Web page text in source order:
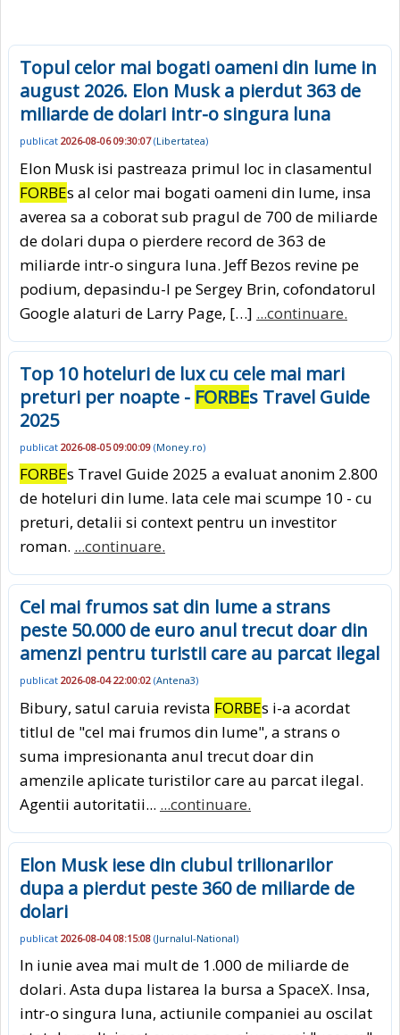
Topul celor mai bogati oameni din lume in
august 2026. Elon Musk a pierdut 363 de
miliarde de dolari intr-o singura luna
publicat 2026-08-06 09:30:07(Libertatea)
Elon Musk isi pastreaza primul loc in clasamentul
FORBEs al celor mai bogati oameni din lume, insa
averea sa a coborat sub pragul de 700 de miliarde
de dolari dupa o pierdere record de 363 de
miliarde intr-o singura luna. Jeff Bezos revine pe
podium, depasindu-l pe Sergey Brin, cofondatorul
Google alaturi de Larry Page, […] ...continuare.
Top 10 hoteluri de lux cu cele mai mari
preturi per noapte - FORBEs Travel Guide
2025
publicat 2026-08-05 09:00:09 (Money.ro)
FORBEs Travel Guide 2025 a evaluat anonim 2.800
de hoteluri din lume. Iata cele mai scumpe 10 - cu
preturi, detalii si context pentru un investitor
roman. ...continuare.
Cel mai frumos sat din lume a strans
peste 50.000 de euro anul trecut doar din
amenzi pentru turistii care au parcat ilegal
publicat 2026-08-04 22:00:02 (Antena3)
Bibury, satul caruia revista FORBEs i-a acordat
titlul de "cel mai frumos din lume", a strans o
suma impresionanta anul trecut doar din
amenzile aplicate turistilor care au parcat ilegal.
Agentii autoritatii... ...continuare.
Elon Musk iese din clubul trilionarilor
dupa a pierdut peste 360 de miliarde de
dolari
publicat 2026-08-04 08:15:08 (Jurnalul-National)
In iunie avea mai mult de 1.000 de miliarde de
dolari. Asta dupa listarea la bursa a SpaceX. Insa,
intr-o singura luna, actiunile companiei au oscilat